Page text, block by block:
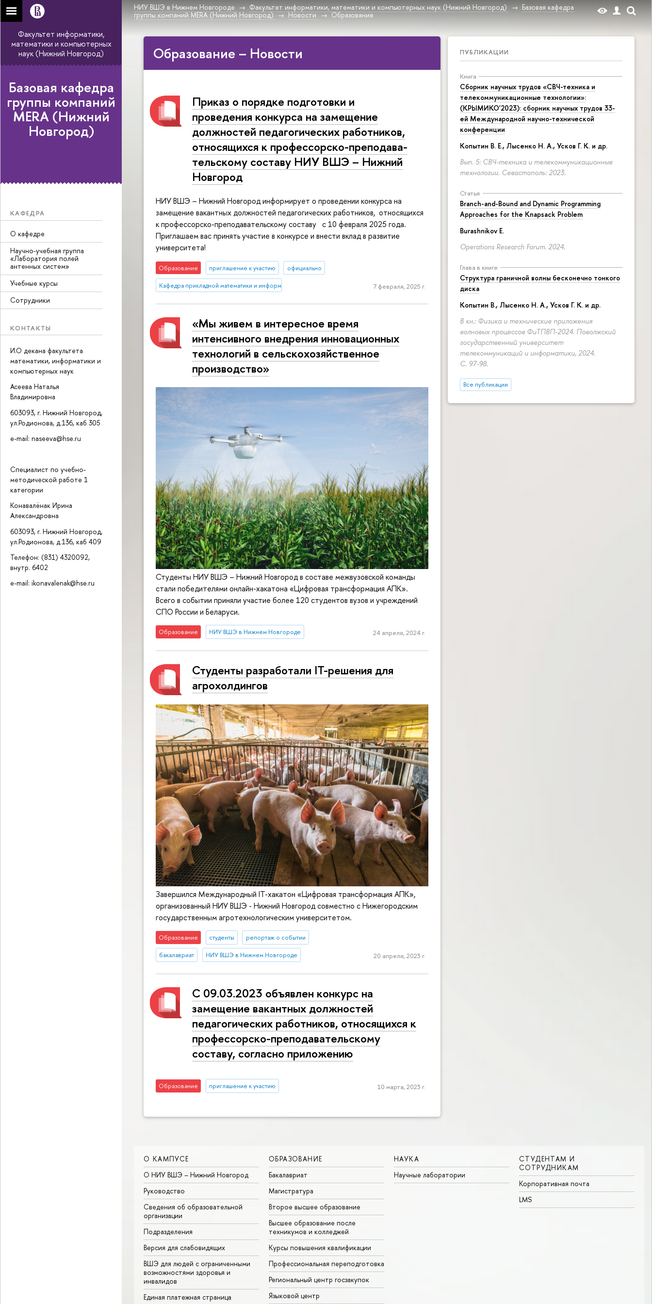
НИУ ВШЭ в Нижнем Новгороде Факультет информатики, математики и компьютерных наук (Нижний Новгород)
Базовая кафедра
группы компаний MERA (Нижний Новгород)
Новости Образование
Факультет информатики,
математики и компьютерных
наук (Нижний Новгород)
Базовая кафедра
группы компаний
MERA (Нижний
Новгород)
КАФЕДРА
О кафедре
Научно-учебная группа
«Лаборатория полей
антенных систем»
Учебные курсы
Сотрудники
КОНТАКТЫ
И.О декана факультета
математики, информатики и
компьютерных наук
Асеева Наталья
Владимировна
603093, г. Нижний Новгород,
ул.Родионова, д.136, каб 305
e-mail: naseeva@hse.ru
Специалист по учебно-
методической работе 1
категории
Конавалёнак Ирина
Александровна
603093, г. Нижний Новгород,
ул.Родионова, д.136, каб 409
Телефон: (831) 4320092,
внутр. 6402
e-mail: ikonavalenak@hse.ru
ПУБЛИКАЦИИ
Книга
Сборник научных трудов «СВЧ-техника и
телекоммуникационные технологии»:
(КРЫМИКО'2023): сборник научных трудов 33-
ей Международной научно-технической
конференции
Копытин В. Е., Лысенко Н. А., Усков Г. К. и др.
Вып. 5: СВЧ-техника и телекоммуникационные
технологии. Севастополь: 2023.
Статья
Branch-and-Bound and Dynamic Programming
Approaches for the Knapsack Problem
Burashnikov E.
Operations Research Forum. 2024.
Глава в книге
Структура граничной волны бесконечно тонкого
диска
Копытин В., Лысенко Н. А., Усков Г. К. и др.
В кн.: Физика и технические приложения
волновых процессов ФиТПВП-2024. Поволжский
государственный университет
телекоммуникаций и информатики, 2024.
С. 97-98.
Все публикации
Образование – Новости
Приказ о порядке подготовки и
проведения конкурса на замещение
должностей пе­да­го­ги­че­ских работников,
относящихся к про­фес­сор­ско-пре­по­да­ва­
тель­ско­му составу НИУ ВШЭ – Нижний
Новгород
НИУ ВШЭ – Нижний Новгород информирует о проведении конкурса на
замещение вакантных должностей педагогических работников, относящихся
к профессорско-преподавательскому составу с 10 февраля 2025 года.
Приглашаем вас принять участие в конкурсе и внести вклад в развитие
университета!
Образование приглашение к участию официально
Кафедра прикладной математики и информатики (Нижний Новгород) 7 февраля, 2025 г.
«Мы живем в интересное время
интенсивного внедрения инновационных
технологий в сельскохозяйственное
производство»
Студенты НИУ ВШЭ – Нижний Новгород в составе межвузовской команды
стали победителями онлайн-хакатона «Цифровая трансформация АПК».
Всего в событии приняли участие более 120 студентов вузов и учреждений
СПО России и Беларуси.
Образование НИУ ВШЭ в Нижнем Новгороде 24 апреля, 2024 г.
Студенты разработали IT-решения для
агрохолдингов
Завершился Международный IT-хакатон «Цифровая трансформация АПК»,
организованный НИУ ВШЭ - Нижний Новгород совместно с Нижегородским
государственным агротехнологическим университетом.
Образование студенты репортаж о событии
бакалавриат НИУ ВШЭ в Нижнем Новгороде 20 апреля, 2023 г.
С 09.03.2023 объявлен конкурс на
замещение вакантных должностей
педагогических работников, относящихся к
профессорско-преподавательскому
составу, согласно приложению
Образование приглашение к участию 10 марта, 2023 г.
О КАМПУСЕ
О НИУ ВШЭ – Нижний Новгород
Руководство
Сведения об образовательной
организации
Подразделения
Версия для слабовидящих
ВШЭ для людей с ограниченными
возможностями здоровья и
инвалидов
Единая платежная страница
ОБРАЗОВАНИЕ
Бакалавриат
Магистратура
Второе высшее образование
Высшее образование после
техникумов и колледжей
Курсы повышения квалификации
Профессиональная переподготовка
Региональный центр госзакупок
Языковой центр
НАУКА
Научные лаборатории
СТУДЕНТАМ И
СОТРУДНИКАМ
Корпоративная почта
LMS